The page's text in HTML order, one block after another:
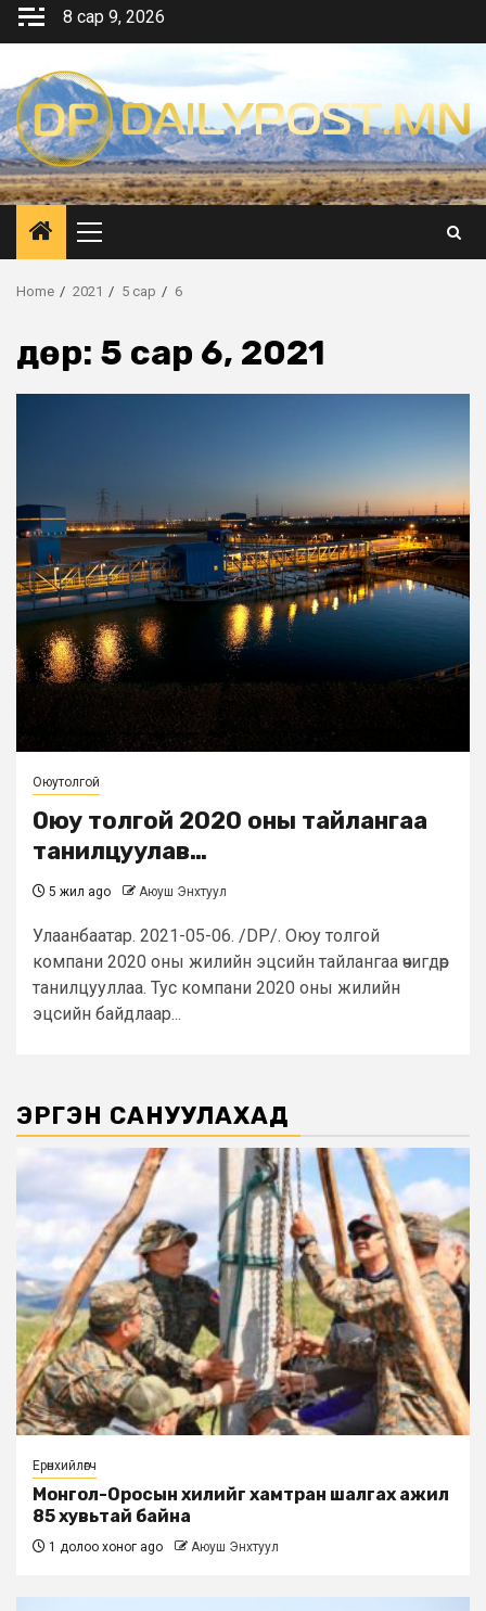
Skip
8 сар 9, 2026
Primary
Menu
Home 2021 5 сар 6
Өдөр: 5 сар 6, 2021
Оюутолгой
Оюу толгой 2020 оны тайлангаа
танилцуулав…
5 жил ago Аюуш Энхтуул
Улаанбаатар. 2021-05-06. /DP/. Оюу толгой
компани 2020 оны жилийн эцсийн тайлангаа өчигдөр
танилцууллаа. Тус компани 2020 оны жилийн
эцсийн байдлаар...
ЭРГЭН САНУУЛАХАД
Ерөнхийлөгч
Монгол-Оросын хилийг хамтран шалгах ажил
85 хувьтай байна
1 долоо хоног ago Аюуш Энхтуул